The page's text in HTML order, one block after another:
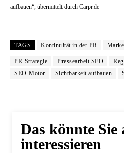
aufbauen“, übermittelt durch Carpr.de
TAGS Kontinuität in der PR
PR-Strategie Pressearbeit SEO
SEO-Motor
Sichtbarkeit aufbauen
Das könnte Sie
interessieren